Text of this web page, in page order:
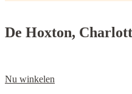
De Hoxton,
Nu winkelen